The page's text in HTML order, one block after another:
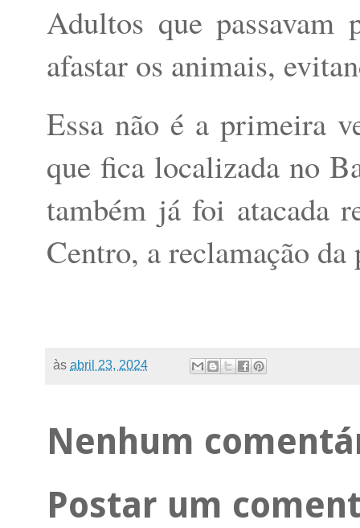
Adultos que passavam
afastar os animais,
Essa não é a primeira
que fica localizada no
também já foi atacada
Centro, a reclamação da
às abril 23, 2024
Nenhum
Postar um